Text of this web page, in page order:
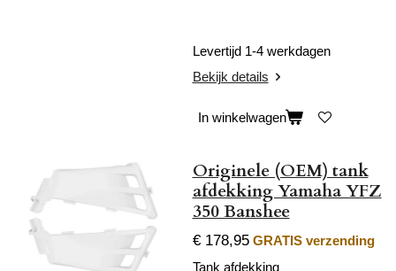
Levertijd 1-4 werkdagen
Bekijk details
In winkelwagen
Originele (OEM) tank
afdekking Yamaha YFZ
350 Banshee
€ 178,95 GRATIS verzending
Tank afdekking